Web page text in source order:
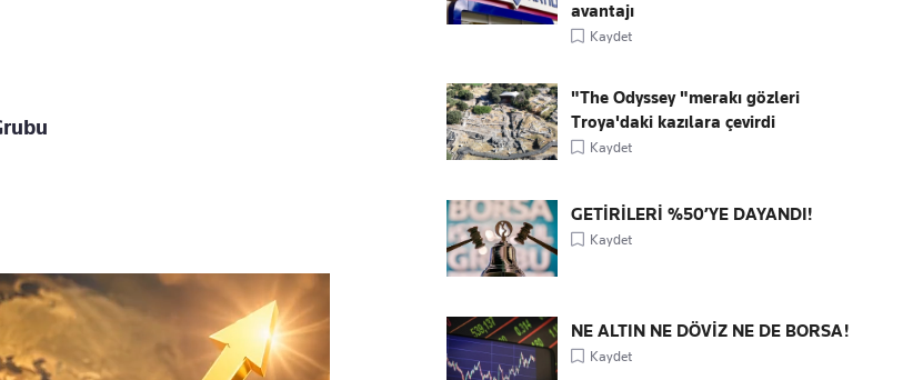
avantajı
Kaydet
"The Odyssey "merakı gözleri
Troya'daki kazılara çevirdi
Kaydet
GETİRİLERİ %50’YE DAYANDI!
Kaydet
NE ALTIN NE DÖVİZ NE DE BORSA!
Kaydet